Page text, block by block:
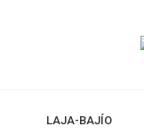
LAJA-BAJÍO